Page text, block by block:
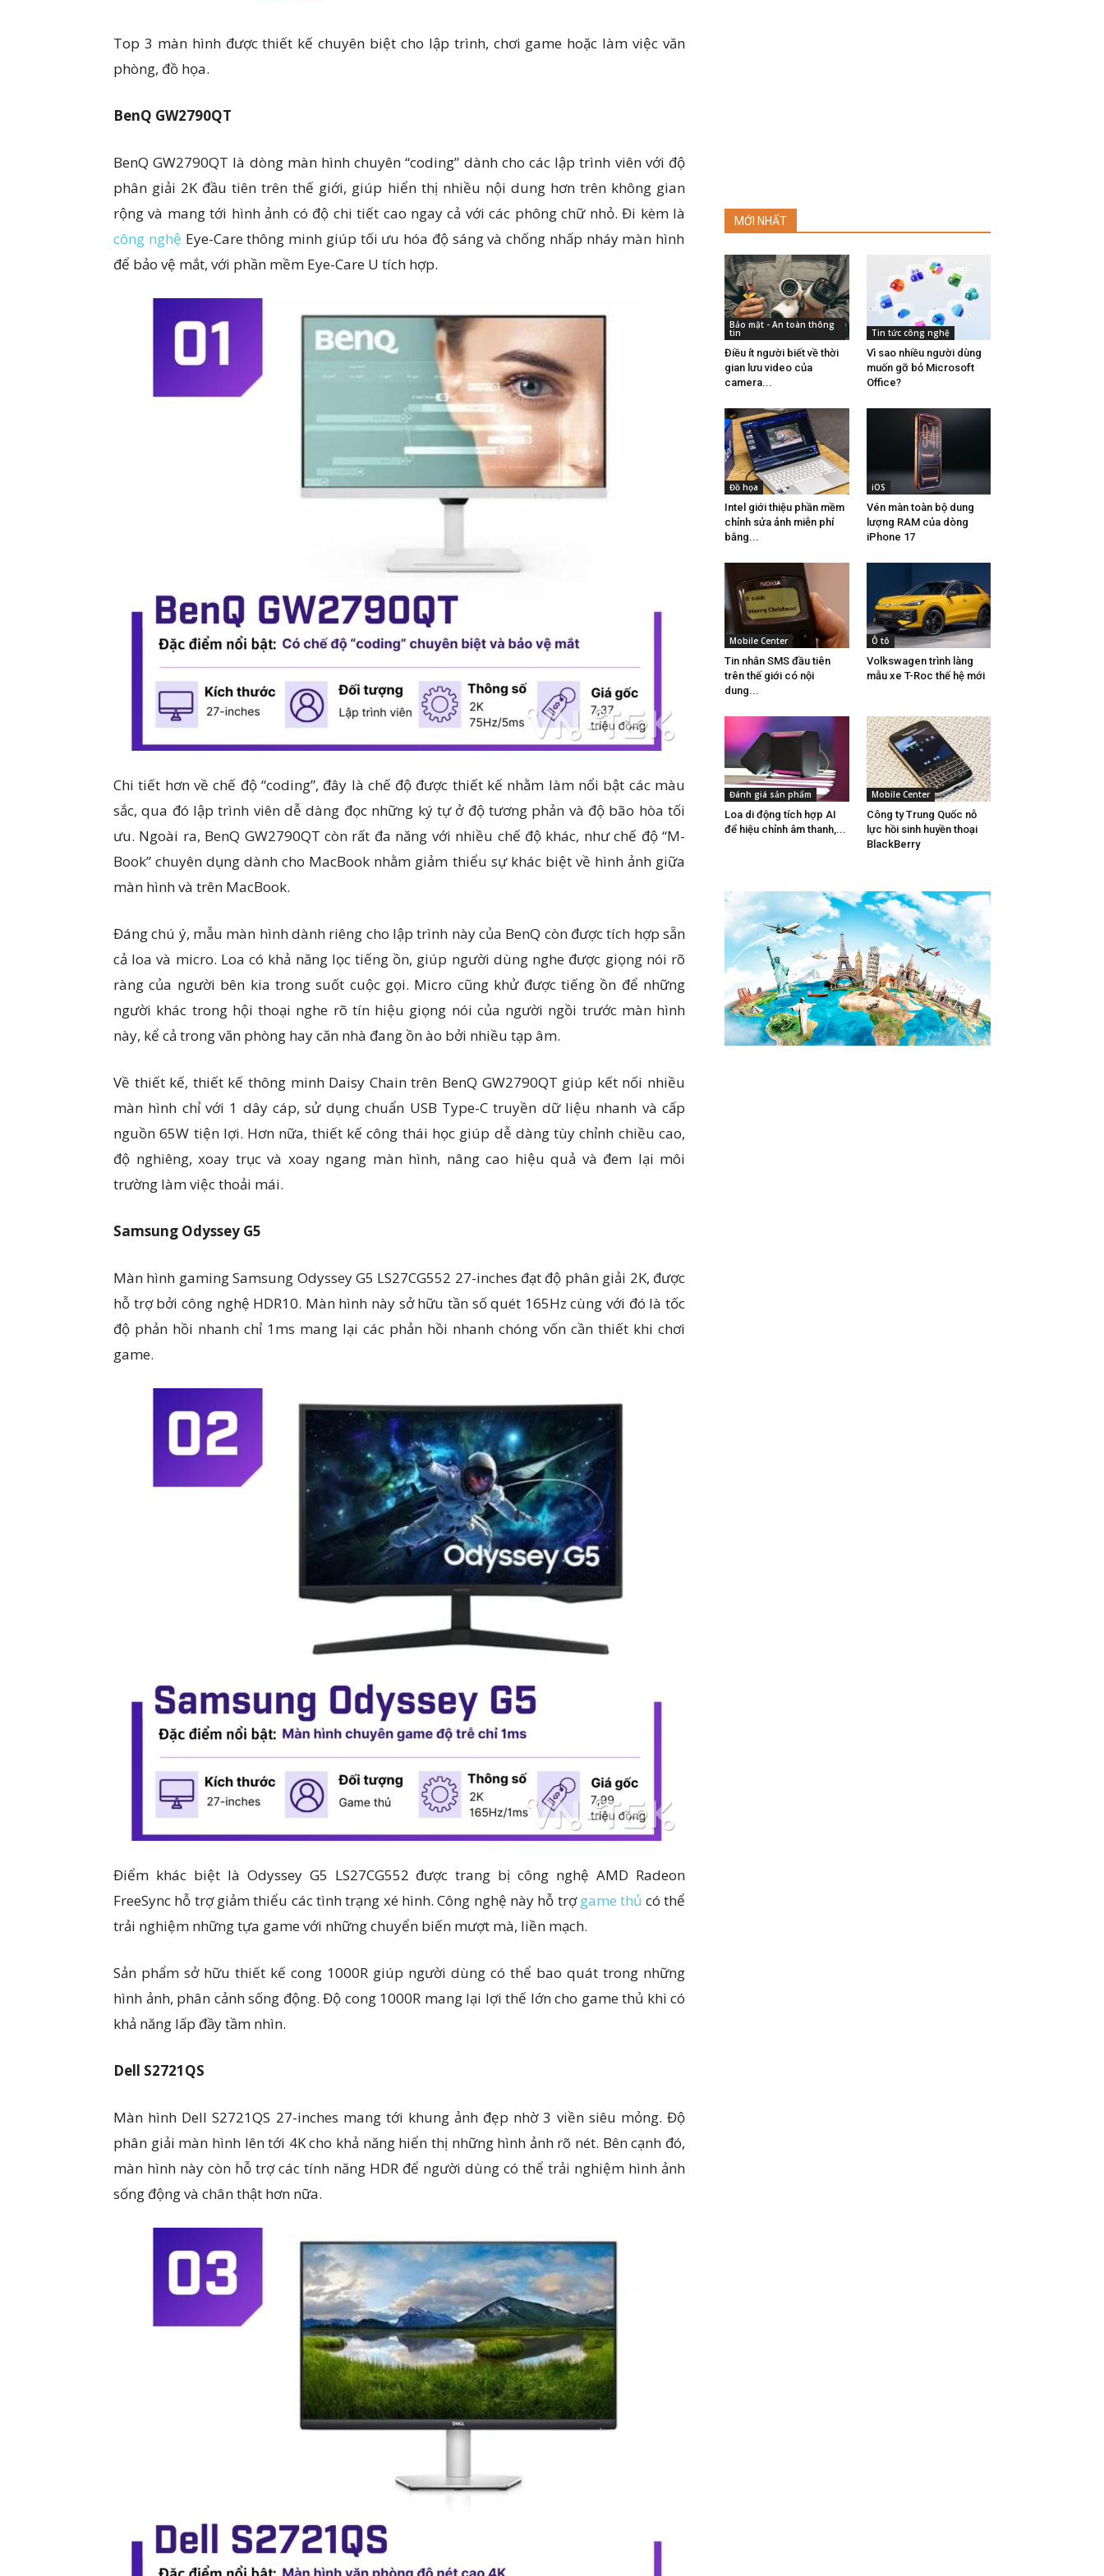
Top 3 màn hình được thiết kế chuyên biệt cho lập trình, chơi game hoặc làm việc văn
phòng, đồ họa.
BenQ GW2790QT
BenQ GW2790QT là dòng màn hình chuyên “coding” dành cho các lập trình viên với độ
phân giải 2K đầu tiên trên thế giới, giúp hiển thị nhiều nội dung hơn trên không gian
rộng và mang tới hình ảnh có độ chi tiết cao ngay cả với các phông chữ nhỏ. Đi kèm là
công nghệ Eye-Care thông minh giúp tối ưu hóa độ sáng và chống nhấp nháy màn hình
để bảo vệ mắt, với phần mềm Eye-Care U tích hợp.
Chi tiết hơn về chế độ “coding”, đây là chế độ được thiết kế nhằm làm nổi bật các màu
sắc, qua đó lập trình viên dễ dàng đọc những ký tự ở độ tương phản và độ bão hòa tối
ưu. Ngoài ra, BenQ GW2790QT còn rất đa năng với nhiều chế độ khác, như chế độ “M-
Book” chuyên dụng dành cho MacBook nhằm giảm thiểu sự khác biệt về hình ảnh giữa
màn hình và trên MacBook.
Đáng chú ý, mẫu màn hình dành riêng cho lập trình này của BenQ còn được tích hợp sẵn
cả loa và micro. Loa có khả năng lọc tiếng ồn, giúp người dùng nghe được giọng nói rõ
ràng của người bên kia trong suốt cuộc gọi. Micro cũng khử được tiếng ồn để những
người khác trong hội thoại nghe rõ tín hiệu giọng nói của người ngồi trước màn hình
này, kể cả trong văn phòng hay căn nhà đang ồn ào bởi nhiều tạp âm.
Về thiết kế, thiết kế thông minh Daisy Chain trên BenQ GW2790QT giúp kết nối nhiều
màn hình chỉ với 1 dây cáp, sử dụng chuẩn USB Type-C truyền dữ liệu nhanh và cấp
nguồn 65W tiện lợi. Hơn nữa, thiết kế công thái học giúp dễ dàng tùy chỉnh chiều cao,
độ nghiêng, xoay trục và xoay ngang màn hình, nâng cao hiệu quả và đem lại môi
trường làm việc thoải mái.
Samsung Odyssey G5
Màn hình gaming Samsung Odyssey G5 LS27CG552 27-inches đạt độ phân giải 2K, được
hỗ trợ bởi công nghệ HDR10. Màn hình này sở hữu tần số quét 165Hz cùng với đó là tốc
độ phản hồi nhanh chỉ 1ms mang lại các phản hồi nhanh chóng vốn cần thiết khi chơi
game.
Điểm khác biệt là Odyssey G5 LS27CG552 được trang bị công nghệ AMD Radeon
FreeSync hỗ trợ giảm thiểu các tình trạng xé hình. Công nghệ này hỗ trợgame thủ có thể
trải nghiệm những tựa game với những chuyển biến mượt mà, liền mạch.
Sản phẩm sở hữu thiết kế cong 1000R giúp người dùng có thể bao quát trong những
hình ảnh, phân cảnh sống động. Độ cong 1000R mang lại lợi thế lớn cho game thủ khi có
khả năng lấp đầy tầm nhìn.
Dell S2721QS
Màn hình Dell S2721QS 27-inches mang tới khung ảnh đẹp nhờ 3 viền siêu mỏng. Độ
phân giải màn hình lên tới 4K cho khả năng hiển thị những hình ảnh rõ nét. Bên cạnh đó,
màn hình này còn hỗ trợ các tính năng HDR để người dùng có thể trải nghiệm hình ảnh
sống động và chân thật hơn nữa.
MỚI NHẤT
Bảo mật - An toàn thông
tin
Điều ít người biết về thời
gian lưu video của
camera...
Tin tức công nghệ
Vì sao nhiều người dùng
muốn gỡ bỏ Microsoft
Office?
Đồ họa
Intel giới thiệu phần mềm
chỉnh sửa ảnh miễn phí
bằng...
iOS
Vén màn toàn bộ dung
lượng RAM của dòng
iPhone 17
Mobile Center
Tin nhắn SMS đầu tiên
trên thế giới có nội
dung...
Ô tô
Volkswagen trình làng
mẫu xe T-Roc thế hệ mới
Đánh giá sản phẩm
Loa di động tích hợp AI
để hiệu chỉnh âm thanh,...
Mobile Center
Công ty Trung Quốc nỗ
lực hồi sinh huyền thoại
BlackBerry